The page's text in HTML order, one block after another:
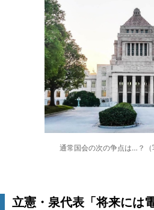
通常国会の次の争点は…？（
立憲・泉代表「将来には